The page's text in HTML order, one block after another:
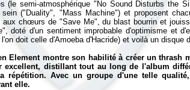
(le semi-atmosphérique "No Sound Disturbs the
("Duality", "Mass Machine") et proposent
aux chœurs de "Save Me", du blast bourrin et
doté d'un sentiment improbable d'optimisme et
doit celle d'Amoebad'Hacride) et voilà un disque
Element montre son habilité à créer un thrash
excellent, distillant tout au long de l'album
répétition. Avec un groupe d'une telle
elle.